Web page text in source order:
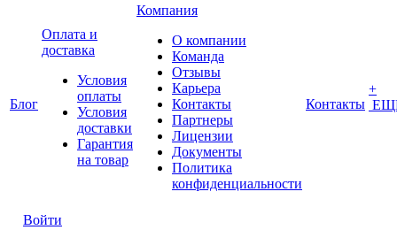
Блог
Оплата и
доставка
Условия
оплаты
Условия
доставки
Гарантия
на товар
Компания
О компании
Команда
Отзывы
Карьера
Контакты
Партнеры
Лицензии
Документы
Политика
конфиденциальности
Контакты
+
Войти